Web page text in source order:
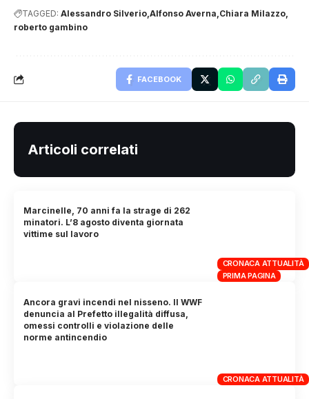
TAGGED: Alessandro Silverio Alfonso Averna Chiara Milazzo
roberto gambino
FACEBOOK
Articoli correlati
CRONACA ATTUALITÀ
PRIMA PAGINA
Marcinelle, 70 anni fa la strage di 262
minatori. L’8 agosto diventa giornata
vittime sul lavoro
CRONACA ATTUALITÀ
Ancora gravi incendi nel nisseno. Il WWF
denuncia al Prefetto illegalità diffusa,
omessi controlli e violazione delle
norme antincendio